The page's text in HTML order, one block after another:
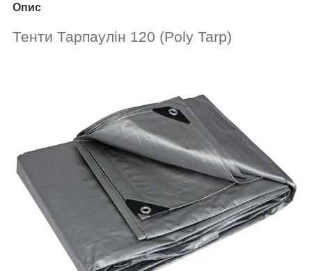
Опис
Тенти Тарпаулін 120 (Poly Tarp)